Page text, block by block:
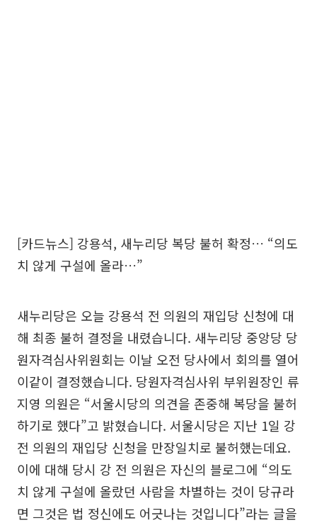
[카드뉴스] 강용석, 새누리당 복당 불허 확정… “의도
치 않게 구설에 올라…”
새누리당은 오늘 강용석 전 의원의 재입당 신청에 대
해 최종 불허 결정을 내렸습니다. 새누리당 중앙당 당
원자격심사위원회는 이날 오전 당사에서 회의를 열어
이같이 결정했습니다. 당원자격심사위 부위원장인 류
지영 의원은 “서울시당의 의견을 존중해 복당을 불허
하기로 했다”고 밝혔습니다. 서울시당은 지난 1일 강
전 의원의 재입당 신청을 만장일치로 불허했는데요.
이에 대해 당시 강 전 의원은 자신의 블로그에 “의도
치 않게 구설에 올랐던 사람을 차별하는 것이 당규라
면 그것은 법 정신에도 어긋나는 것입니다”라는 글을